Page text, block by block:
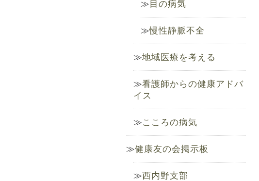
目の病気
慢性静脈不全
地域医療を考える
看護師からの健康アドバ
イス
こころの病気
健康友の会掲示板
西内野支部